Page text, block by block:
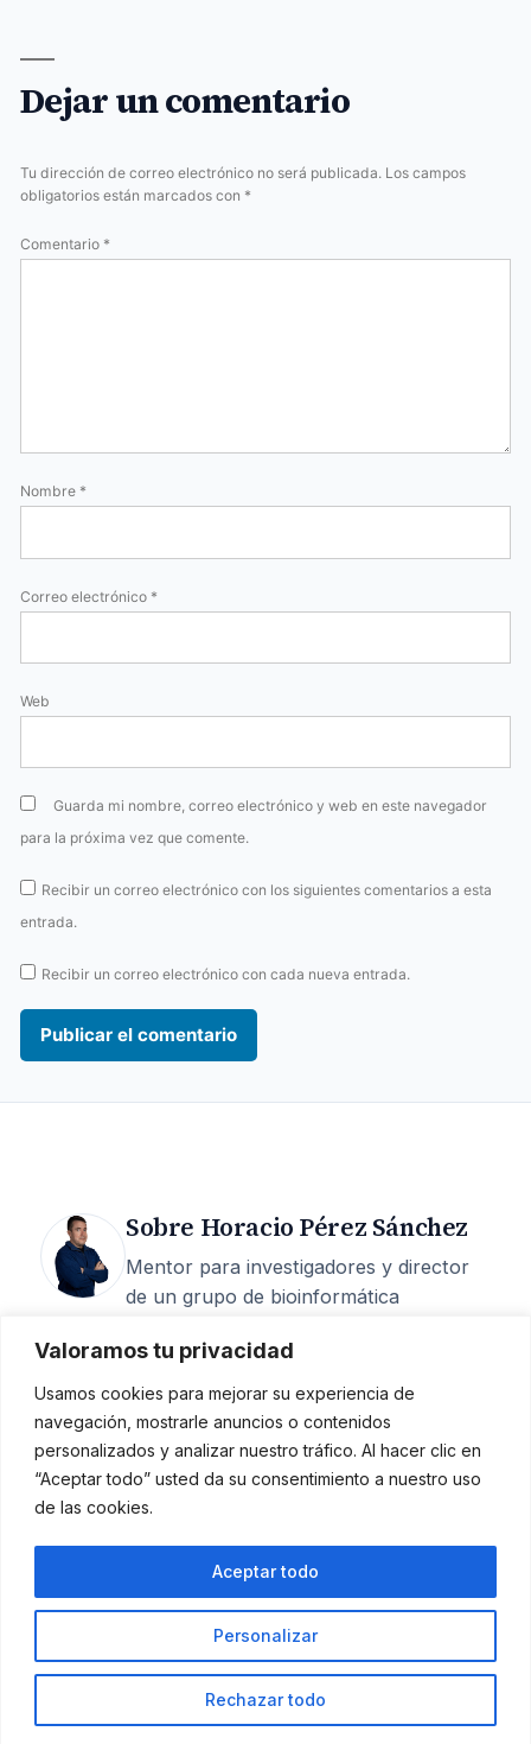
Valoramos tu privacidad
Usamos cookies para mejorar su experiencia de
navegación, mostrarle anuncios o contenidos
personalizados y analizar nuestro tráfico. Al hacer clic en
“Aceptar todo” usted da su consentimiento a nuestro uso
de las cookies.
Personalizar
Rechazar todo
Aceptar todo
Dejar un comentario
Tu dirección de correo electrónico no será publicada. Los campos
obligatorios están marcados con *
Comentario *
Nombre *
Correo electrónico *
Web
Guarda mi nombre, correo electrónico y web en este navegador
para la próxima vez que comente.
Recibir un correo electrónico con los siguientes comentarios a esta
entrada.
Recibir un correo electrónico con cada nueva entrada.
Sobre Horacio Pérez Sánchez
Mentor para investigadores y director
de un grupo de bioinformática
carrera, 200+ artículos, 6 M€
captados, 15 tesis dirigidas y más de
400 episodios del podcastInvestigando
la investigación.
Mentoría · Quién soy·Podcast·